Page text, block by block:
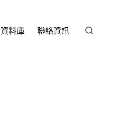
資料庫 聯絡資訊